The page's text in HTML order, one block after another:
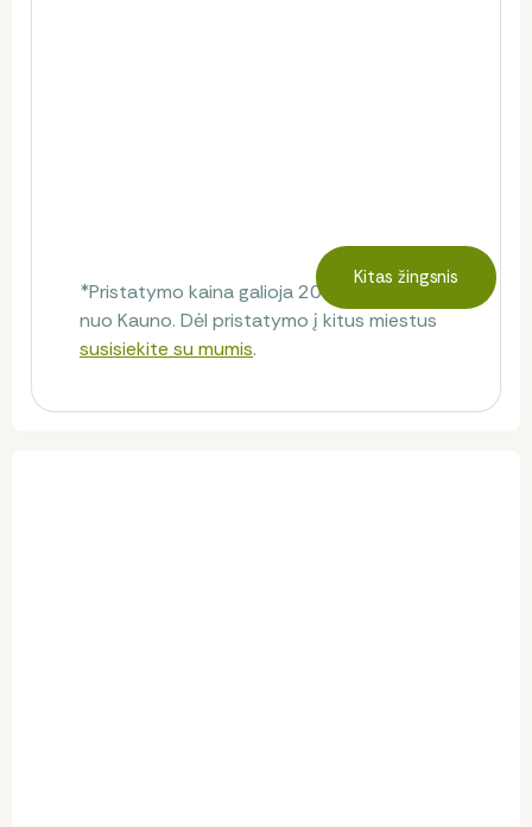
Kitas žingsnis
*Pristatymo kaina galioja 20 km spinduliu
nuo Kauno. Dėl pristatymo į kitus miestus
susisiekite su mumis.